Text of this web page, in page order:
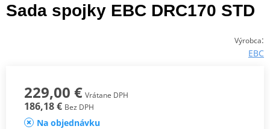
Sada spojky EBC DRC170 STD
Výrobca:
EBC
229,00 € Vrátane DPH
186,18 € Bez DPH
Na objednávku